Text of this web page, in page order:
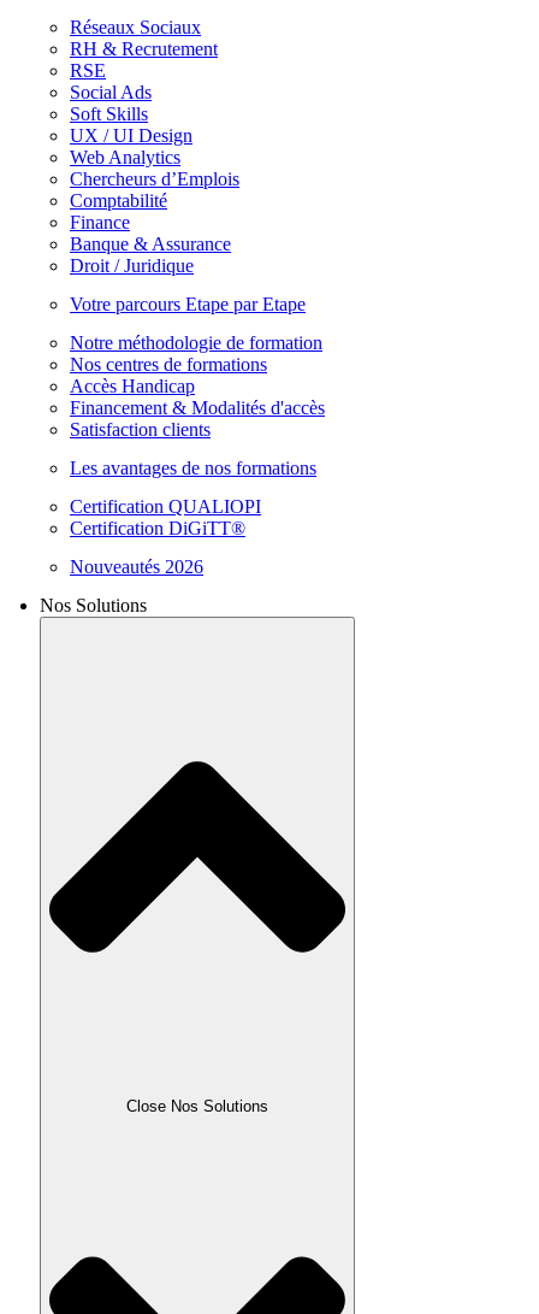
Réseaux Sociaux
RH & Recrutement
RSE
Social Ads
Soft Skills
UX / UI Design
Web Analytics
Chercheurs d’Emplois
Comptabilité
Finance
Banque & Assurance
Droit / Juridique
Votre parcours Etape par Etape
Notre méthodologie de formation
Nos centres de formations
Accès Handicap
Financement & Modalités d'accès
Satisfaction clients
Les avantages de nos formations
Certification QUALIOPI
Certification DiGiTT®
Nouveautés 2026
Nos Solutions
Close Nos Solutions